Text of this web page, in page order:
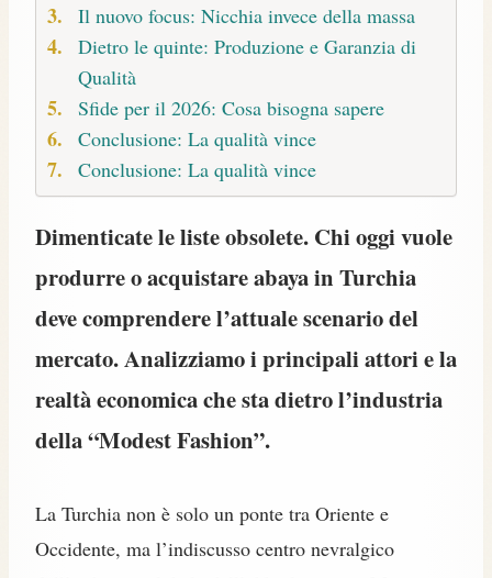
Il nuovo focus: Nicchia invece della massa
Dietro le quinte: Produzione e Garanzia di
Qualità
Sfide per il 2026: Cosa bisogna sapere
Conclusione: La qualità vince
Conclusione: La qualità vince
Dimenticate le liste obsolete. Chi oggi vuole
produrre o acquistare abaya in Turchia
deve comprendere l’attuale scenario del
mercato. Analizziamo i principali attori e la
realtà economica che sta dietro l’industria
della “Modest Fashion”.
La Turchia non è solo un ponte tra Oriente e
Occidente, ma l’indiscusso centro nevralgico